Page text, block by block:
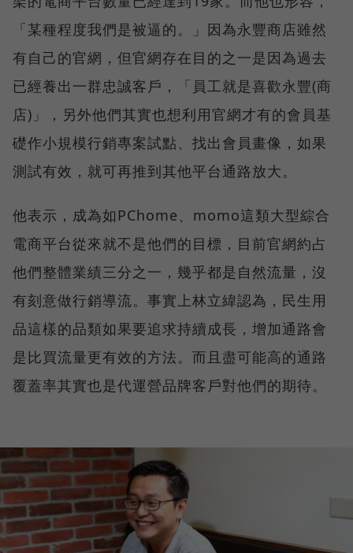
「某種程度我們是被逼的。」因為永豐商店雖然
有自己的官網，但官網存在目的之一是因為過去
已經養出一群忠誠客戶，「員工就是喜歡永豐(商
店)」，另外他們其實也想利用官網才有的會員基
礎作小規模行銷專案試點、找出會員畫像，如果
測試有效，就可再推到其他平台通路放大。
他表示，成為如PChome、momo這類大型綜合
電商平台從來就不是他們的目標，目前官網約占
他們整體業績三分之一，幾乎都是自然流量，沒
有刻意做行銷導流。事實上林立緯認為，民生用
品這樣的品類如果要追求持續成長，增加通路會
是比買流量更有效的方法。而且盡可能高的通路
覆蓋率其實也是代運營品牌客戶對他們的期待。